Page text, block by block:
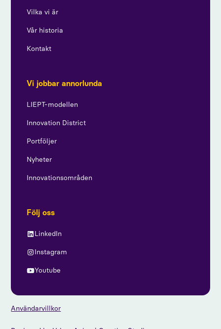
Vilka vi är
Vår historia
Kontakt
Vi jobbar annorlunda
LIEPT-modellen
Innovation District
Portföljer
Nyheter
Innovationsområden
Följ oss
LinkedIn
Instagram
Youtube
Användarvillkor